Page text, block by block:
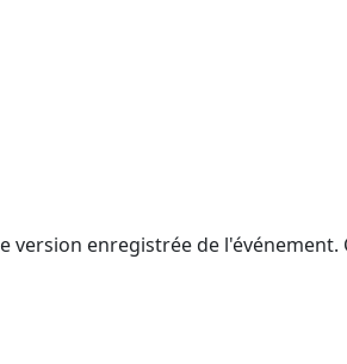
version enregistrée de l'événement.